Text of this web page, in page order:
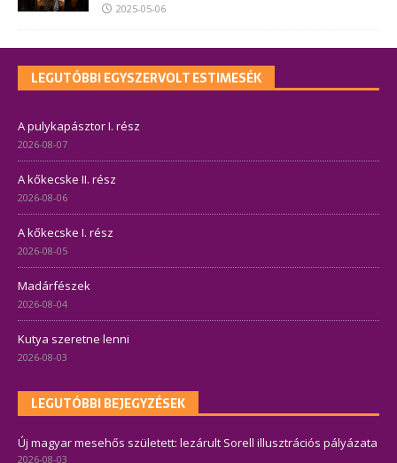
2025-05-06
LEGUTÓBBI EGYSZERVOLT ESTIMESÉK
A pulykapásztor I. rész
2026-08-07
A kőkecske II. rész
2026-08-06
A kőkecske I. rész
2026-08-05
Madárfészek
2026-08-04
Kutya szeretne lenni
2026-08-03
LEGUTÓBBI BEJEGYZÉSEK
Új magyar mesehős született: lezárult Sorell illusztrációs pályázata
2026-08-03